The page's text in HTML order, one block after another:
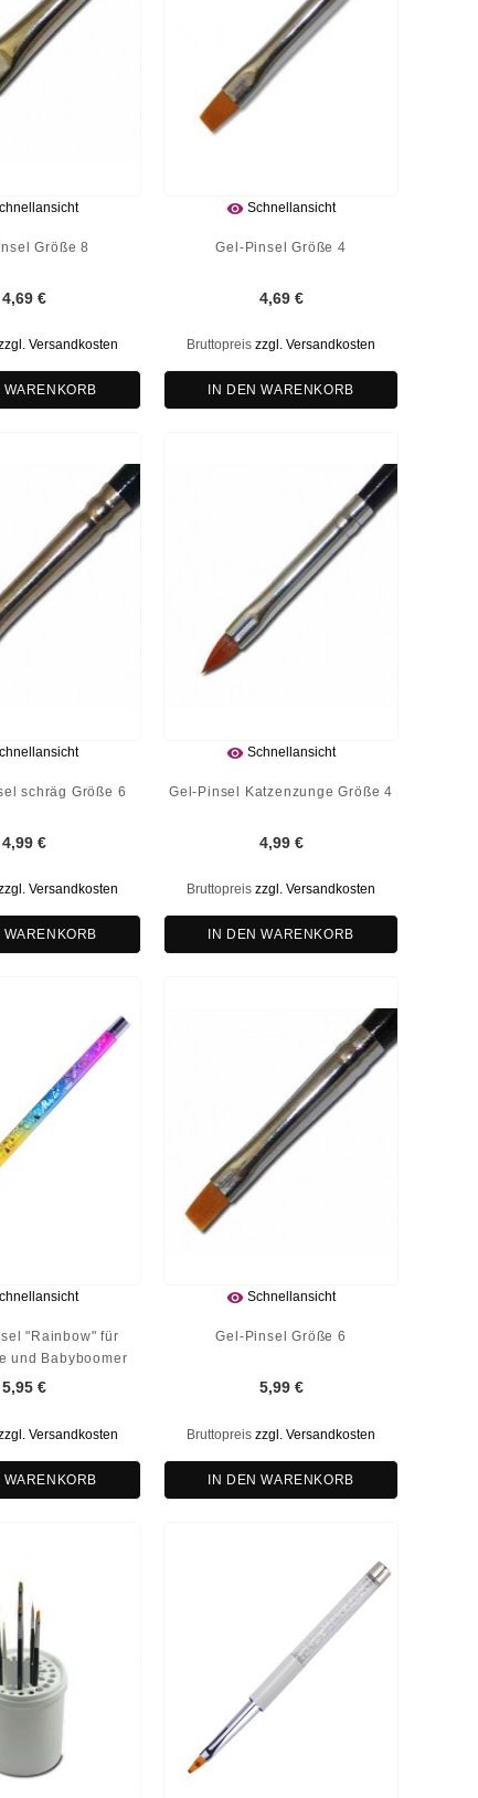
Größe 8
4,69 €
Versandkosten
WARENKORB
 Schnellansicht
Gel-Pinsel Größe 4
4,69 €
Bruttopreiszzgl. Versandkosten
IN DEN WARENKORB
schräg Größe 6
4,99 €
Versandkosten
WARENKORB
 Schnellansicht
Gel-Pinsel Katzenzunge Größe 4
4,99 €
Bruttopreiszzgl. Versandkosten
IN DEN WARENKORB
"Rainbow" für
und Babyboomer
5,95 €
Versandkosten
WARENKORB
 Schnellansicht
Gel-Pinsel Größe 6
5,99 €
Bruttopreiszzgl. Versandkosten
IN DEN WARENKORB